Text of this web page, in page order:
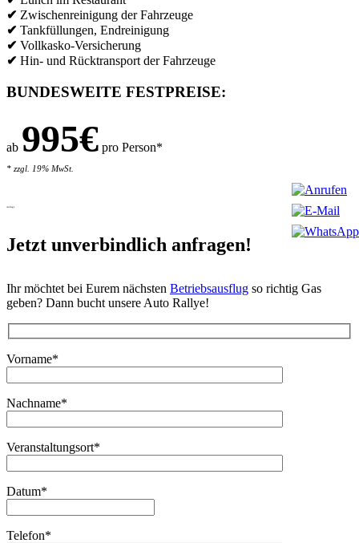
✔ Zwischenreinigung der Fahrzeuge
✔ Tankfüllungen, Endreinigung
✔ Vollkasko-Versicherung
✔ Hin- und Rücktransport der Fahrzeuge
BUNDESWEITE FESTPREISE:
ab 995€ pro Person*
* zzgl. 19% MwSt.
Anfrage
Jetzt unverbindlich anfragen!
Ihr möchtet bei Eurem nächsten Betriebsausflug so richtig Gas
geben? Dann bucht unsere Auto Rallye!
Bitte lasse dieses Feld leer.
Vorname*
Nachname*
Veranstaltungsort*
Datum*
Telefon*